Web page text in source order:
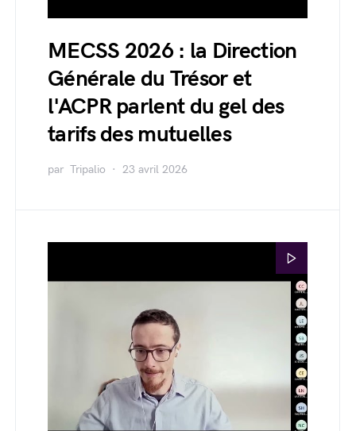
MECSS 2026 : la Direction
Générale du Trésor et
l'ACPR parlent du gel des
tarifs des mutuelles
par Tripalio 23 avril 2026